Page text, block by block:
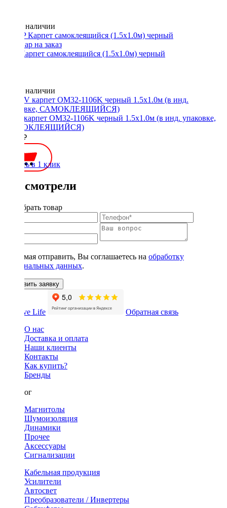
Нет в наличии
STP Карпет самоклеящийся (1.5х1.0м) черный
Нет в наличии
ACV карпет OM32-1106K черный 1.5х1.0м (в инд. упаковке,
САМОКЛЕЯЩИЙСЯ)
1300 ₽
Купить в 1 клик
Вы смотрели
Подобрать товар
Нажимая отправить, Вы соглашаетесь на обработку
персональных данных.
Оставить заявку
Обратная связь
О нас
Доставка и оплата
Наши клиенты
Контакты
Как купить?
Бренды
Каталог
Магнитолы
Шумоизоляция
Динамики
Прочее
Аксессуары
Сигнализации
Кабельная продукция
Усилители
Автосвет
Преобразователи / Инвертеры